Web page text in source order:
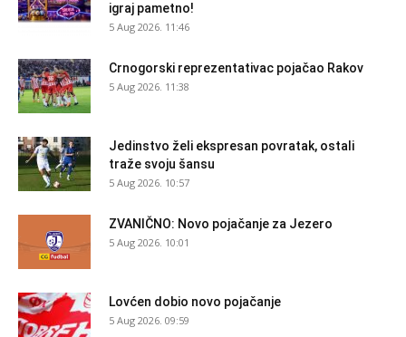
igraj pametno!
5 Aug 2026. 11:46
Crnogorski reprezentativac pojačao Rakov
5 Aug 2026. 11:38
Jedinstvo želi ekspresan povratak, ostali
traže svoju šansu
5 Aug 2026. 10:57
ZVANIČNO: Novo pojačanje za Jezero
5 Aug 2026. 10:01
Lovćen dobio novo pojačanje
5 Aug 2026. 09:59